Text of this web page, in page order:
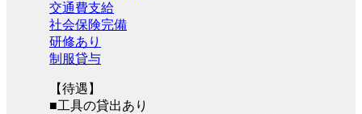
交通費支給
社会保険完備
研修あり
制服貸与
【待遇】
■工具の貸出あり